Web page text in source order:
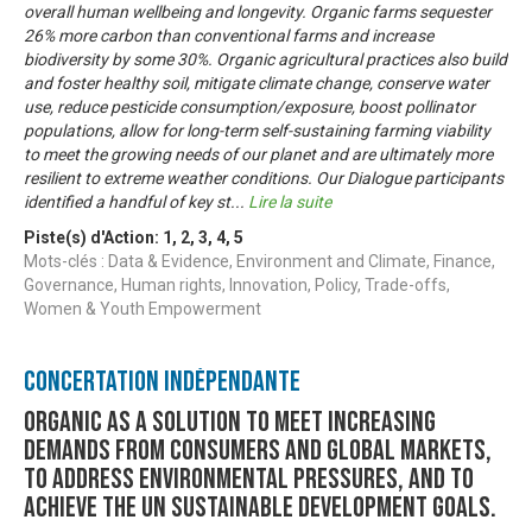
overall human wellbeing and longevity. Organic farms sequester
26% more carbon than conventional farms and increase
biodiversity by some 30%. Organic agricultural practices also build
and foster healthy soil, mitigate climate change, conserve water
use, reduce pesticide consumption/exposure, boost pollinator
populations, allow for long-term self-sustaining farming viability
to meet the growing needs of our planet and are ultimately more
resilient to extreme weather conditions. Our Dialogue participants
identified a handful of key st... Lire la suite
Piste(s) d'Action: 1 , 2, 3, 4, 5
Mots-clés : Data & Evidence, Environment and Climate, Finance,
Governance, Human rights, Innovation, Policy, Trade-offs,
Women & Youth Empowerment
Concertation Indépendante
Organic as a solution to meet increasing
demands from consumers and global markets,
to address environmental pressures, and to
achieve the UN sustainable development goals.